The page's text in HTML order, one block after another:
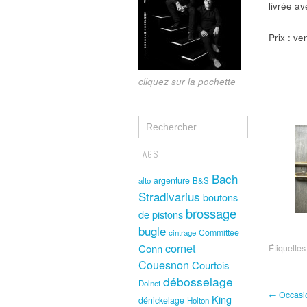
cliquez sur la pochette
TAGS
alto argenture B&S Bach
Stradivarius boutons
de pistons brossage
bugle cintrage Committee
Conncornet
Couesnon Courtois
Dolnet débosselage
dénickelage Holton King
livrée
Prix :
←